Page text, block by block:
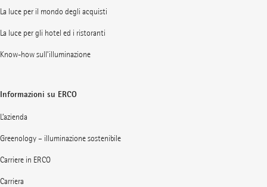
La luce per il mondo degli acquisti
La luce per gli hotel ed i ristoranti
Know-how sull’illuminazione
Informazioni su ERCO
L’azienda
Greenology – illuminazione sostenibile
Carriere in ERCO
Carriera